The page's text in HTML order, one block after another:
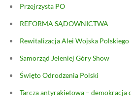
Przejrzysta PO
REFORMA SĄDOWNICTWA
Rewitalizacja Alei Wojska Polskiego
Samorząd Jeleniej Góry Show
Święto Odrodzenia Polski
Tarcza antyrakietowa – demokracja